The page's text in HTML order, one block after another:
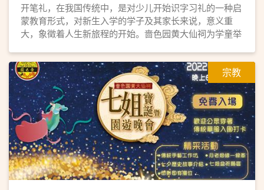
开笔礼，在我国传统中，是对少儿开始识字习礼的一种启
蒙教育形式，对新生入学的学子及其家长来说，意义重
大，象徵着人生新旅程的开始。啬色园黄大仙祠为学童举
并为他们启蒙启智的同时，亦能让他们明白读书做人的道
理，为开学前做好心态上的准备。
宗教